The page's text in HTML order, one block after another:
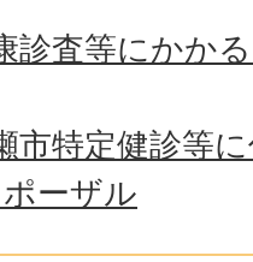
診査等にかか
市特定健診等
ーザル